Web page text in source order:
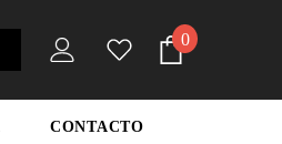
0
CONTACTO